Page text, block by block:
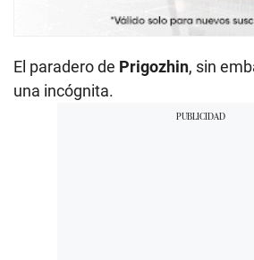
El paradero de Prigozhin, sin
una incógnita.